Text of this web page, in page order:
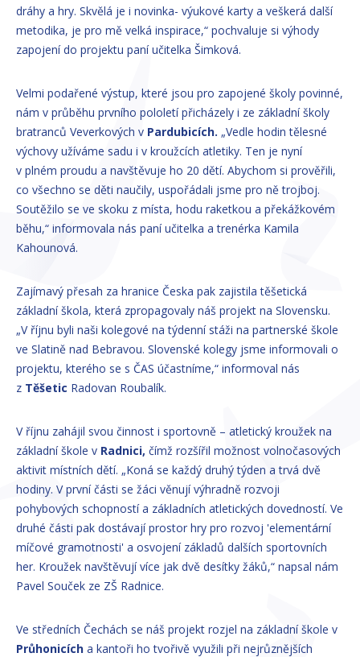
dráhy a hry. Skvělá je i novinka- výukové karty a veškerá další
metodika, je pro mě velká inspirace,“ pochvaluje si výhody
zapojení do projektu paní učitelka Šimková.
Velmi podařené výstup, které jsou pro zapojené školy povinné,
nám v průběhu prvního pololetí přicházely i ze základní školy
bratranců Veverkových v Pardubicích. „Vedle hodin tělesné
výchovy užíváme sadu i v kroužcích atletiky. Ten je nyní
v plném proudu a navštěvuje ho 20 dětí. Abychom si prověřili,
co všechno se děti naučily, uspořádali jsme pro ně trojboj.
Soutěžilo se ve skoku z místa, hodu raketkou a překážkovém
běhu,“ informovala nás paní učitelka a trenérka Kamila
Kahounová.
Zajímavý přesah za hranice Česka pak zajistila těšetická
základní škola, která zpropagovaly náš projekt na Slovensku.
„V říjnu byli naši kolegové na týdenní stáži na partnerské škole
ve Slatině nad Bebravou. Slovenské kolegy jsme informovali o
projektu, kterého se s ČAS účastníme,“ informoval nás
z Těšetic Radovan Roubalík.
V říjnu zahájil svou činnost i sportovně – atletický kroužek na
základní škole v Radnici, čímž rozšířil možnost volnočasových
aktivit místních dětí. „Koná se každý druhý týden a trvá dvě
hodiny. V první části se žáci věnují výhradně rozvoji
pohybových schopností a základních atletických dovedností. Ve
druhé části pak dostávají prostor hry pro rozvoj 'elementární
míčové gramotnosti' a osvojení základů dalších sportovních
her. Kroužek navštěvují více jak dvě desítky žáků,“ napsal nám
Pavel Souček ze ZŠ Radnice.
Ve středních Čechách se náš projekt rozjel na základní škole v
Průhonicích a kantoři ho tvořivě využili při nejrůznějších